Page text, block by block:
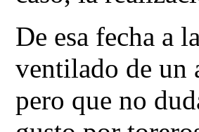
De esa fecha a
ventilado de un
pero que no